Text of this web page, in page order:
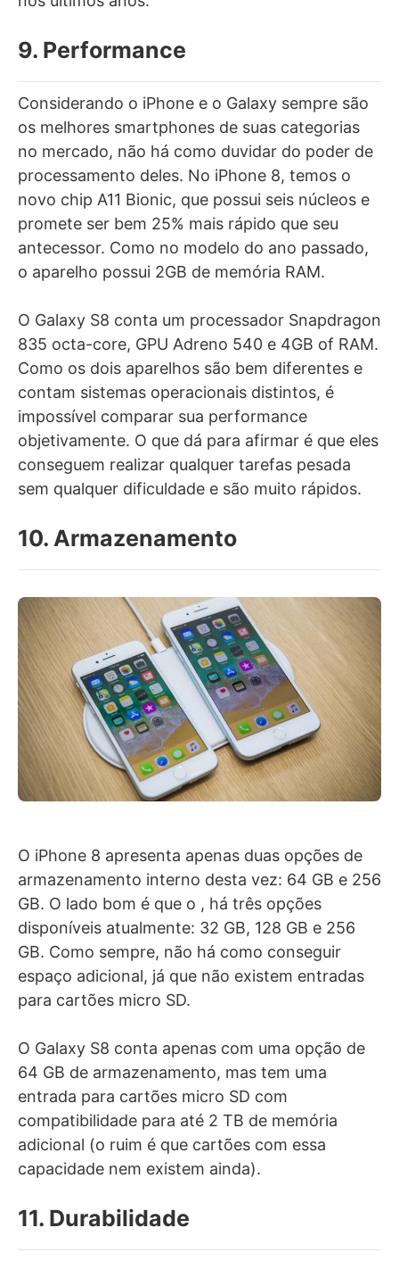
9. Performance
Considerando o iPhone e o Galaxy sempre são
os melhores smartphones de suas categorias
no mercado, não há como duvidar do poder de
processamento deles. No iPhone 8, temos o
novo chip A11 Bionic, que possui seis núcleos e
promete ser bem 25% mais rápido que seu
antecessor. Como no modelo do ano passado,
o aparelho possui 2GB de memória RAM.
O Galaxy S8 conta um processador Snapdragon
835 octa-core, GPU Adreno 540 e 4GB of RAM.
Como os dois aparelhos são bem diferentes e
contam sistemas operacionais distintos, é
impossível comparar sua performance
objetivamente. O que dá para afirmar é que eles
conseguem realizar qualquer tarefas pesada
sem qualquer dificuldade e são muito rápidos.
10. Armazenamento
O iPhone 8 apresenta apenas duas opções de
armazenamento interno desta vez: 64 GB e 256
GB. O lado bom é que o , há três opções
disponíveis atualmente: 32 GB, 128 GB e 256
GB. Como sempre, não há como conseguir
espaço adicional, já que não existem entradas
para cartões micro SD.
O Galaxy S8 conta apenas com uma opção de
64 GB de armazenamento, mas tem uma
entrada para cartões micro SD com
compatibilidade para até 2 TB de memória
adicional (o ruim é que cartões com essa
capacidade nem existem ainda).
11. Durabilidade